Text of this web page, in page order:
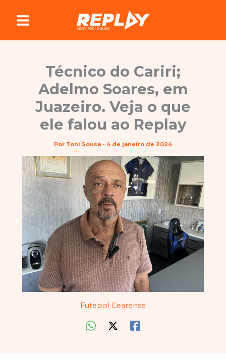
conteúdo
Técnico do Cariri;
Adelmo Soares, em
Juazeiro. Veja o que
ele falou ao Replay
Por Toni Sousa - 4 de janeiro de 2024
Futebol Cearense